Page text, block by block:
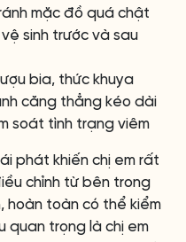
mặc đồ quá chật
sinh trước và sau
bia, thức khuya
căng thẳng kéo dài
soát tình trạng viêm
phát khiến chị em rất
chỉnh từ bên trong
hoàn toàn có thể kiểm
quan trọng là chị em